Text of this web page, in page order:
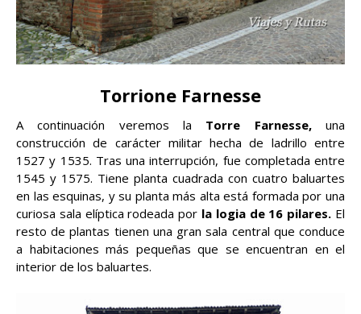
Torrione Farnesse
A continuación veremos la Torre Farnesse,una
construcción de carácter militar hecha de ladrillo entre
1527 y 1535. Tras una interrupción, fue completada entre
1545 y 1575. Tiene planta cuadrada con cuatro baluartes
en las esquinas, y su planta más alta está formada por una
curiosa sala elíptica rodeada por la logia de 16 pilares. El
resto de plantas tienen una gran sala central que conduce
a habitaciones más pequeñas que se encuentran en el
interior de los baluartes.